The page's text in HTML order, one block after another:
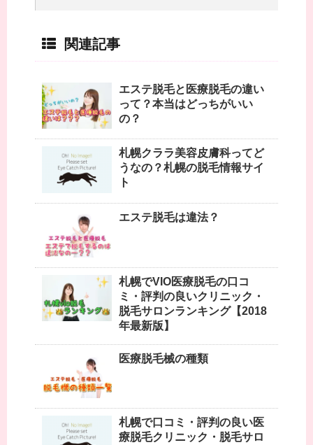
関連記事
エステ脱毛と医療脱毛の違い
って？本当はどっちがいい
の？
札幌クララ美容皮膚科ってど
うなの？札幌の脱毛情報サイ
ト
エステ脱毛は違法？
札幌でVIO医療脱毛の口コ
ミ・評判の良いクリニック・
脱毛サロンランキング【2018
年最新版】
医療脱毛械の種類
札幌で口コミ・評判の良い医
療脱毛クリニック・脱毛サロ